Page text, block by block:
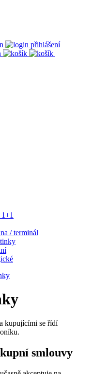
přihlášení
/ terminál
kupujícími se řídí
smlouvy